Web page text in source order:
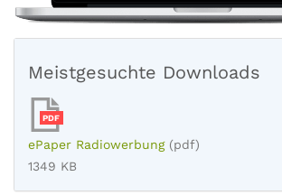
Meistgesuchte Downloads
PDF
ePaper Radiowerbung (pdf)
1349 KB